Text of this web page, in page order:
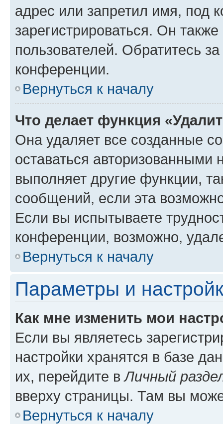
адрес или запретил имя, под
зарегистрироваться. Он
пользователей. Обратитесь
конференции.
Вернуться к началу
Что делает функция
Она удаляет все созданные
оставаться авторизованными
выполняет другие функции,
сообщений, если эта
Если вы испытываете
конференции, возможно,
Вернуться к началу
Параметры и
Как мне изменить мои
Если вы являетесь
настройки хранятся в базе
их, перейдите вЛичный
вверху страницы. Там вы
Вернуться к началу